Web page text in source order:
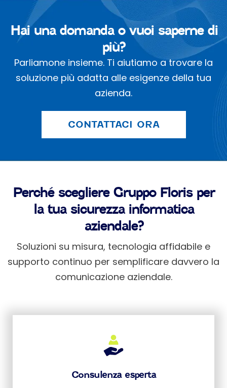
Hai una domanda o vuoi saperne di
più?
Parliamone insieme. Ti aiutiamo a trovare la
soluzione più adatta alle esigenze della tua
azienda.
CONTATTACI ORA
Perché scegliere Gruppo Floris per
la tua sicurezza informatica
aziendale?
Soluzioni su misura, tecnologia affidabile e
supporto continuo per semplificare davvero la
comunicazione aziendale.
Consulenza esperta